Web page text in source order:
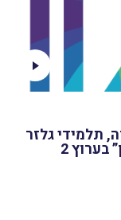
תלמידי גלזר
2